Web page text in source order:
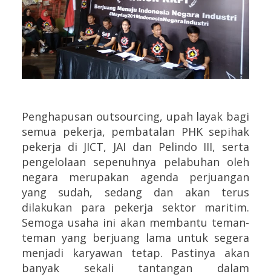
Penghapusan outsourcing, upah layak bagi
semua pekerja, pembatalan PHK sepihak
pekerja di JICT, JAI dan Pelindo III, serta
pengelolaan sepenuhnya pelabuhan oleh
negara merupakan agenda perjuangan
yang sudah, sedang dan akan terus
dilakukan para pekerja sektor maritim.
Semoga usaha ini akan membantu teman-
teman yang berjuang lama untuk segera
menjadi karyawan tetap. Pastinya akan
banyak sekali tantangan dalam